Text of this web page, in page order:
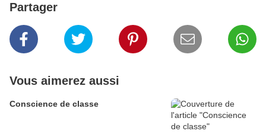
Partager
Vous aimerez aussi
Conscience de classe